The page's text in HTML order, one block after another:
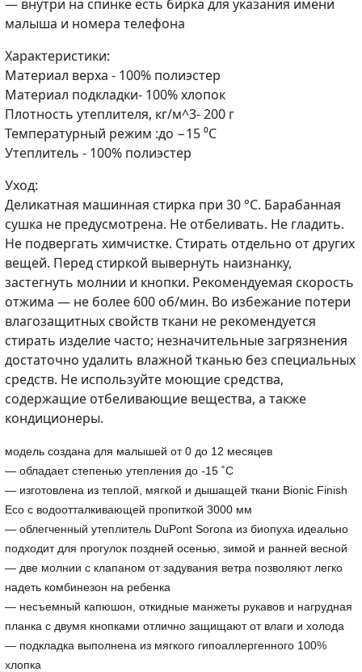
— внутри на спинке есть бирка для указания имени
малыша и номера телефона
Характеристики:
Материал верха - 100% полиэстер
Материал подкладки- 100% хлопок
Плотность утеплителя, кг/м^3- 200 г
Температурный режим :до −15 ⁰С
Утеплитель - 100% полиэстер
Уход:
Деликатная машинная стирка при 30 °C. Барабанная
сушка не предусмотрена. Не отбеливать. Не гладить.
Не подвергать химчистке. Стирать отдельно от других
вещей. Перед стиркой вывернуть наизнанку,
застегнуть молнии и кнопки. Рекомендуемая скорость
отжима — не более 600 об/мин. Во избежание потери
влагозащитных свойств ткани не рекомендуется
стирать изделие часто; незначительные загрязнения
достаточно удалить влажной тканью без специальных
средств. Не используйте моющие средства,
содержащие отбеливающие вещества, а также
кондиционеры.
модель создана для малышей от 0 до 12 месяцев
— обладает степенью утепления до -15 ˚С
— изготовлена из теплой, мягкой и дышащей ткани Bionic Finish
Eco с водоотталкивающей пропиткой 3000 мм
— облегченный утеплитель DuPont Sorona из биопуха идеально
подходит для прогулок поздней осенью, зимой и ранней весной
— две молнии с клапаном от задувания ветра позволяют легко
надеть комбинезон на ребенка
— несъемный капюшон, откидные манжеты рукавов и нагрудная
планка с двумя кнопками отлично защищают от влаги и холода
— подкладка выполнена из мягкого гипоаллергенного 100%
хлопка